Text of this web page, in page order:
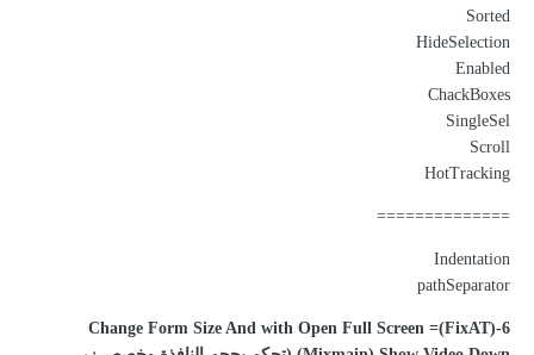
Sorted
HideSelection
Enabled
ChackBoxes
SingleSel
Scroll
HotTracking
==============
Indentation
pathSeparator
6-(FixAT)Change Form Size And with Open Full Screen =